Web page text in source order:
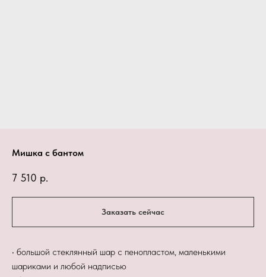
Мишка с бантом
7 510 р.
Заказать сейчас
• большой стеклянный шар с пенопластом, маленькими
шариками и любой надписью